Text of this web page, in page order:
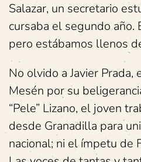
Salazar, un secretario
cursaba el segundo año.
pero estábamos llenos
No olvido a Javier
Mesén por su
“Pele” Lizano, el joven
desde Granadilla para
nacional; ni el ímpetu de